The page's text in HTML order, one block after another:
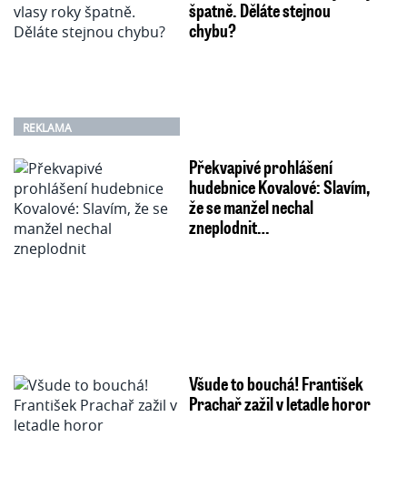
REKLAMA
špatně. Děláte stejnou
chybu?
Překvapivé prohlášení
hudebnice Kovalové: Slavím,
že se manžel nechal
zneplodnit…
Všude to bouchá! František
Prachař zažil v letadle horor